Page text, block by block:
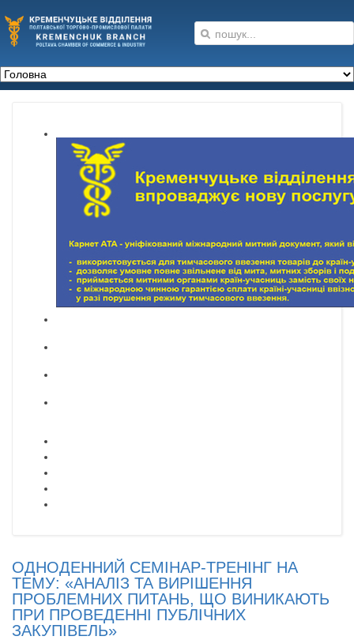
ОДНОДЕННИЙ СЕМІНАР-ТРЕНІНГ НА
ТЕМУ: «АНАЛІЗ ТА ВИРІШЕННЯ
ПРОБЛЕМНИХ ПИТАНЬ, ЩО ВИНИКАЮТЬ
ПРИ ПРОВЕДЕННІ ПУБЛІЧНИХ
ЗАКУПІВЕЛЬ»